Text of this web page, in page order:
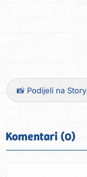
📸 Podijeli na Story
Komentari (0)